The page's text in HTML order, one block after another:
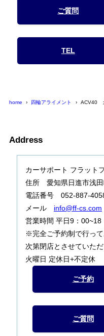
ご質問
TEL
home 四輪アライメント ACV40
Address
カーサポート フラット
住所 愛知県日進市浅田
電話番号 052-887-
メール info@ff-cs.com
営業時間 平日9：00~18
※完全ご予約制で行っ
次第閉店とさせていただ
火曜日 定休日+不定休
ご予約
ご質問